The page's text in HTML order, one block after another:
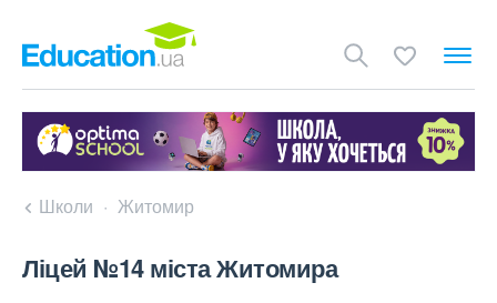
Школи Житомир
Ліцей №14 міста Житомира